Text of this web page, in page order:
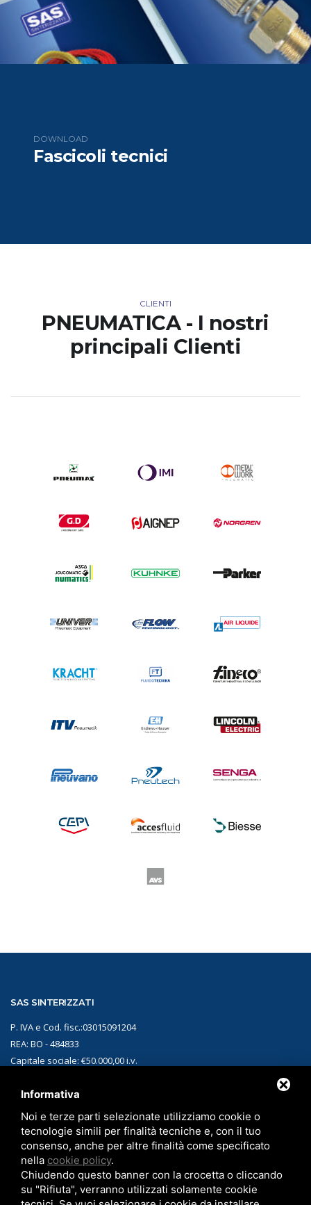
DOWNLOAD
Fascicoli tecnici
CLIENTI
PNEUMATICA - I nostri
principali Clienti
SAS SINTERIZZATI
P. IVA e Cod. fisc.:03015091204
REA: BO - 484833
Capitale sociale: €50.000,00 i.v.
CONTATTI
Sede:Via Matteotti, 1 40010 Sala Bolognese (BO)
Telefono:+39 051.829312
Email: sales-sint@sassinterizzati.com
Informativa
Noi e terze parti selezionate utilizziamo cookie o
tecnologie simili per finalità tecniche e, con il tuo
consenso, anche per altre finalità come specificato
nella cookie policy.
Chiudendo questo banner con la crocetta o cliccando
su "Rifiuta", verranno utilizzati solamente cookie